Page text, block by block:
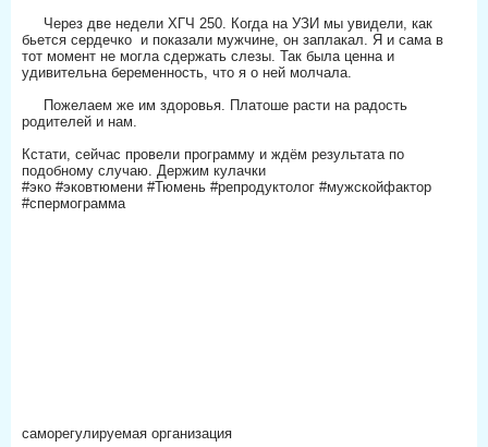
саморегулируемая организация
⠀⠀Через две недели ХГЧ 250. Когда на УЗИ мы увидели, как
бьется сердечко и показали мужчине, он заплакал. Я и сама в
тот момент не могла сдержать слезы. Так была ценна и
удивительна беременность, что я о ней молчала.
⠀⠀Пожелаем же им здоровья. Платоше расти на радость
родителей и нам.
Кстати, сейчас провели программу и ждём результата по
подобному случаю. Держим кулачки
#эко #эковтюмени #Тюмень #репродуктолог #мужскойфактор
#спермограмма